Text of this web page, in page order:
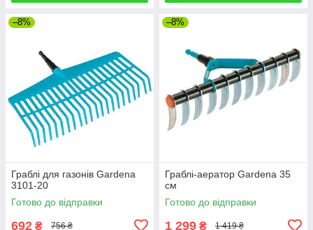
–8%
Граблі для газонів Gardena
3101-20
Готово до відправки
692 ₴ 756 ₴
–8%
Граблі-аератор Gardena 35
см
Готово до відправки
1 299 ₴ 1 419 ₴